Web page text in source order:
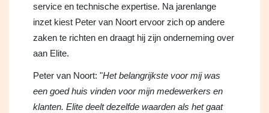
service en technische expertise. Na jarenlange
inzet kiest Peter van Noort ervoor zich op andere
zaken te richten en draagt hij zijn onderneming over
aan Elite.
Peter van Noort: "Het belangrijkste voor mij was
een goed huis vinden voor mijn medewerkers en
klanten. Elite deelt dezelfde waarden als het gaat